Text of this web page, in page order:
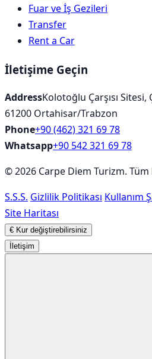
Fuar ve İş Gezileri
Transfer
Rent a Car
İletişime Geçin
AddressKolotoğlu Çarşısı Sitesi,
61200 Ortahisar/Trabzon
Phone+90 (462) 321 69 78
Whatsapp+90 542 321 69 78
© 2026 Carpe Diem Turizm. Tüm
S.S.S. Gizlilik Politikası Kullanım
Site Haritası
€ Kur değiştirebilirsiniz
İletişim